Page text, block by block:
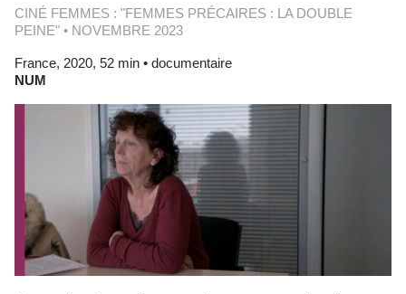
CINÉ FEMMES : "FEMMES PRÉCAIRES : LA DOUBLE
PEINE" • NOVEMBRE 2023
France, 2020, 52 min • documentaire
NUM